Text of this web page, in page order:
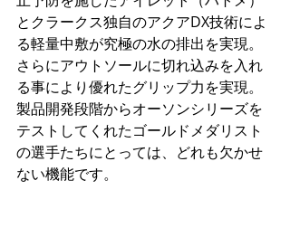
とクラークス独自のアクアDX技術によ
る軽量中敷が究極の水の排出を実現。
さらにアウトソールに切れ込みを入れ
る事により優れたグリップ力を実現。
製品開発段階からオーソンシリーズを
テストしてくれたゴールドメダリスト
の選手たちにとっては、どれも欠かせ
ない機能です。